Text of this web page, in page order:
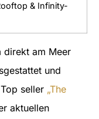
& Infinity-
direkt am Meer
und
seller „The
aktuellen